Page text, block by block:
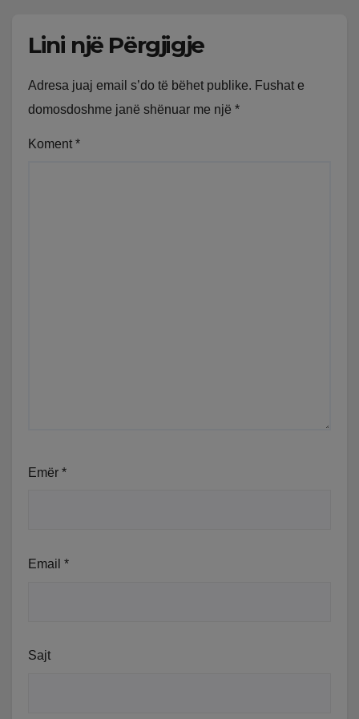
Lini një Përgjigje
Adresa juaj email s’do të bëhet publike. Fushat e
domosdoshme janë shënuar me një *
Koment *
Emër *
Email *
Sajt